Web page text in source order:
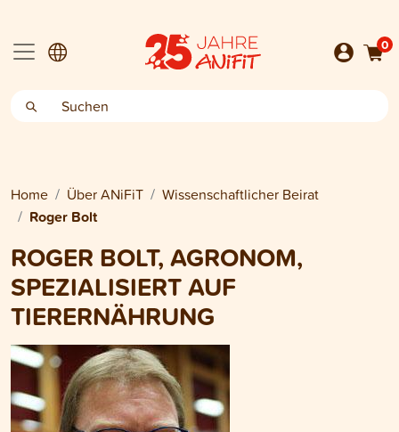
0
Home Über ANiFiT Wissenschaftlicher Beirat
Roger Bolt
ROGER BOLT, AGRONOM,
SPEZIALISIERT AUF
TIERERNÄHRUNG